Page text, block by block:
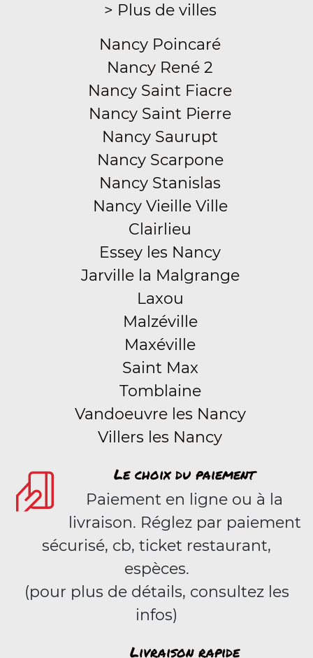
> Plus de villes
Nancy Poincaré
Nancy René 2
Nancy Saint Fiacre
Nancy Saint Pierre
Nancy Saurupt
Nancy Scarpone
Nancy Stanislas
Nancy Vieille Ville
Clairlieu
Essey les Nancy
Jarville la Malgrange
Laxou
Malzéville
Maxéville
Saint Max
Tomblaine
Vandoeuvre les Nancy
Villers les Nancy
Le choix du paiement
Paiement en ligne ou à la
livraison. Réglez par paiement
sécurisé, cb, ticket restaurant,
espèces.
(pour plus de détails, consultez les
infos)
Livraison rapide